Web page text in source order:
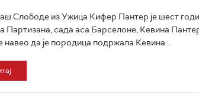
Слободе из Ужица Кифер Пантер je шест
Партизана, сада аса Барселоне, Кевина
навео да је породица подржала Кевина...